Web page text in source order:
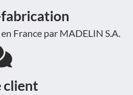
France par MADELIN S.A.
client